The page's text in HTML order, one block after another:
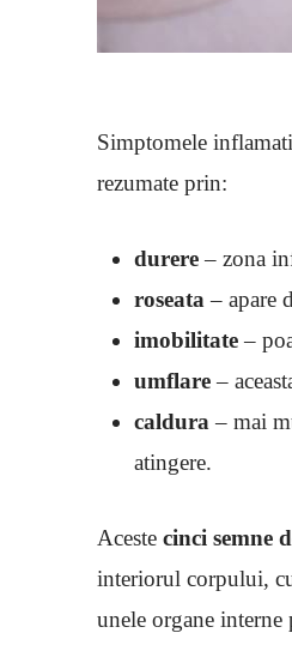
Simptomele
rezumate prin:
durere– zona
roseata – apare
imobilitate–
umflare–
caldura – mai
atingere.
Aceste cinci semne
interiorul corpului,
unele organe interne